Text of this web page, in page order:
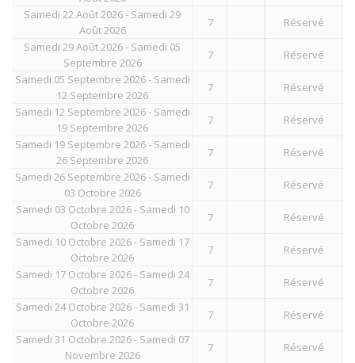
Samedi 22 Août 2026 - Samedi 29
Août 2026
7
Réservé
Samedi 29 Août 2026 - Samedi 05
Septembre 2026
7
Réservé
Samedi 05 Septembre 2026 - Samedi
12 Septembre 2026
7
Réservé
Samedi 12 Septembre 2026 - Samedi
19 Septembre 2026
7
Réservé
Samedi 19 Septembre 2026 - Samedi
26 Septembre 2026
7
Réservé
Samedi 26 Septembre 2026 - Samedi
03 Octobre 2026
7
Réservé
Samedi 03 Octobre 2026 - Samedi 10
Octobre 2026
7
Réservé
Samedi 10 Octobre 2026 - Samedi 17
Octobre 2026
7
Réservé
Samedi 17 Octobre 2026 - Samedi 24
Octobre 2026
7
Réservé
Samedi 24 Octobre 2026 - Samedi 31
Octobre 2026
7
Réservé
Samedi 31 Octobre 2026 - Samedi 07
Novembre 2026
7
Réservé